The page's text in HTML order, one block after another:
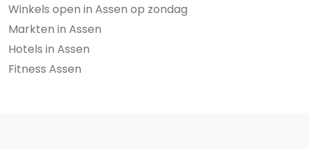
Winkels open in Assen op zondag
Markten in Assen
Hotels in Assen
Fitness Assen